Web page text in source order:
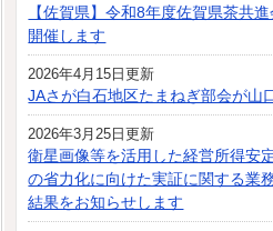
【佐賀県】令和8年度佐賀県茶共
開催します
2026年4月15日更新
JAさが白石地区たまねぎ部会が山
2026年3月25日更新
衛星画像等を活用した経営所得安
の省力化に向けた実証に関する業
結果をお知らせします